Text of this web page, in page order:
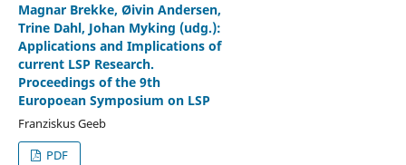
Magnar Brekke, Øivin Andersen,
Trine Dahl, Johan Myking (udg.):
Applications and Implications of
current LSP Research.
Proceedings of the 9th
Europoean Symposium on LSP
Franziskus Geeb
PDF